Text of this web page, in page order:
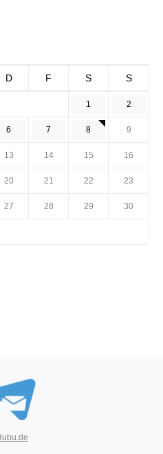
D F S S
1 2
6 7 8 9
13 14 15 16
20 21 22 23
27 28 29 30